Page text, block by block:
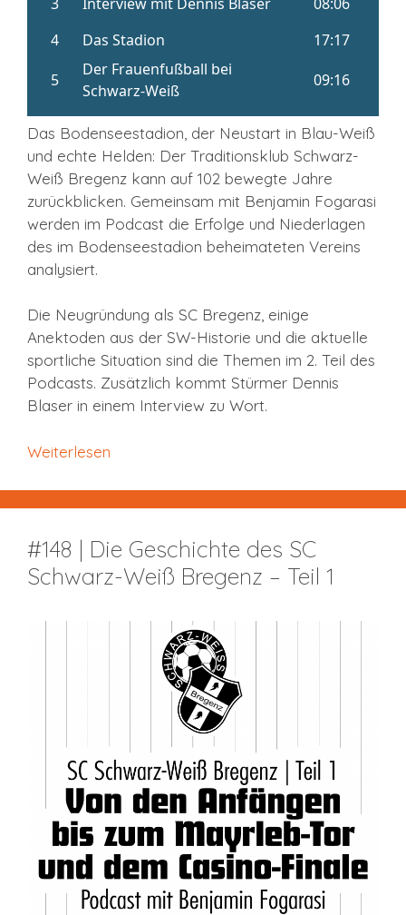
Das Bodenseestadion, der Neustart in Blau-Weiß
und echte Helden: Der Traditionsklub Schwarz-
Weiß Bregenz kann auf 102 bewegte Jahre
zurückblicken. Gemeinsam mit Benjamin Fogarasi
werden im Podcast die Erfolge und Niederlagen
des im Bodenseestadion beheimateten Vereins
analysiert.
Die Neugründung als SC Bregenz, einige
Anektoden aus der SW-Historie und die aktuelle
sportliche Situation sind die Themen im 2. Teil des
Podcasts. Zusätzlich kommt Stürmer Dennis
Blaser in einem Interview zu Wort.
Weiterlesen
#148 | Die Geschichte des SC
Schwarz-Weiß Bregenz – Teil 1